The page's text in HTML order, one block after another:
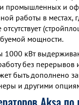
промышленных и
работы в местах,
мощности.
1000 кВт
без перерывов
быть дополнено
и другими